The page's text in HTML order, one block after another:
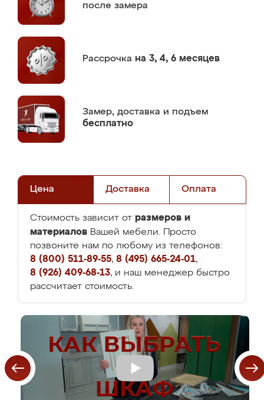
после замера
Рассрочка на 3, 4, 6 месяцев
Замер, доставка и подъем
бесплатно
Цена Доставка Оплата
Стоимость зависит от размеров и
материалов Вашей мебели. Просто
позвоните нам по любому из телефонов:
8 (800) 511-89-55, 8 (495) 665-24-01,
8 (926) 409-68-13, и наш менеджер быстро
рассчитает стоимость.